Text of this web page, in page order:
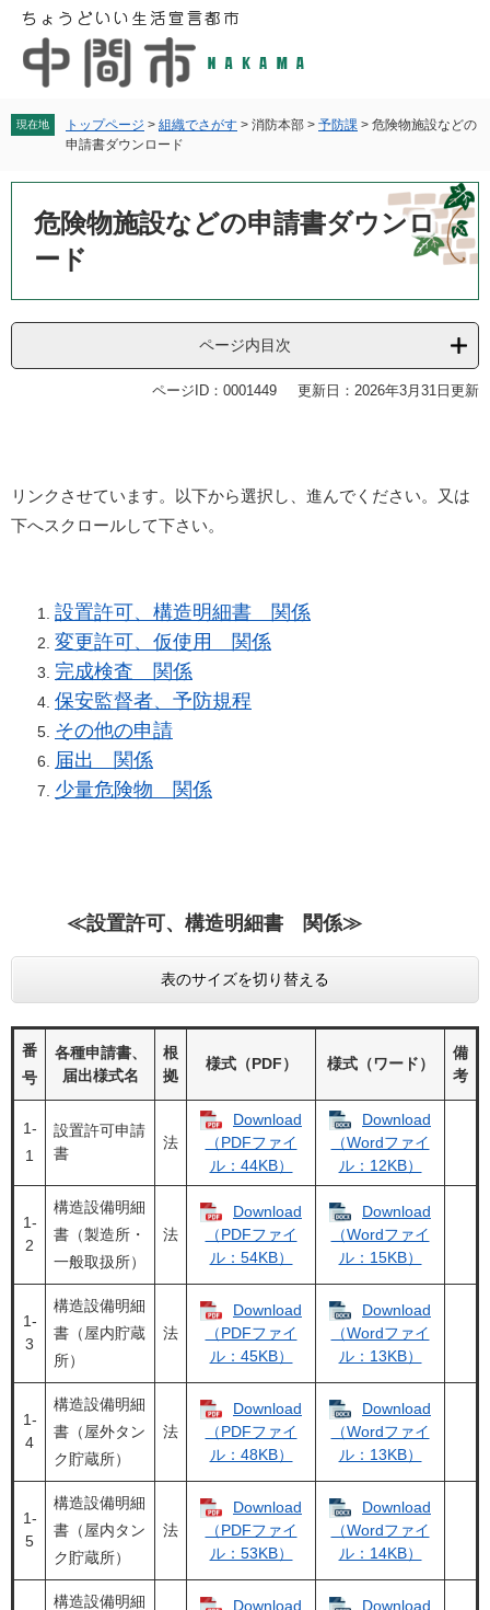
現在地 トップページ > 組織でさがす > 消防本部 > 予防課 > 危険物施設などの
申請書ダウンロード
危険物施設などの申請書ダウンロ
ード
ページ内目次
ページID：0001449 更新日：2026年3月31日更新
リンクさせています。以下から選択し、進んでください。又は
下へスクロールして下さい。
設置許可、構造明細書 関係
変更許可、仮使用 関係
完成検査 関係
保安監督者、予防規程
その他の申請
届出 関係
少量危険物 関係
≪設置許可、構造明細書 関係≫
表のサイズを切り替える
番
号
各種申請書、
届出様式名
根
拠
様式（PDF） 様式（ワード）
備
考
1‐
1
設置許可申請
書
法
Download
（PDFファイ
ル：44KB）
Download
（Wordファイ
ル：12KB）
1‐
2
構造設備明細
書（製造所・
一般取扱所）
法
Download
（PDFファイ
ル：54KB）
Download
（Wordファイ
ル：15KB）
1‐
3
構造設備明細
書（屋内貯蔵
所）
法
Download
（PDFファイ
ル：45KB）
Download
（Wordファイ
ル：13KB）
1‐
4
構造設備明細
書（屋外タン
ク貯蔵所）
法
Download
（PDFファイ
ル：48KB）
Download
（Wordファイ
ル：13KB）
1‐
5
構造設備明細
書（屋内タン
ク貯蔵所）
法
Download
（PDFファイ
ル：53KB）
Download
（Wordファイ
ル：14KB）
構造設備明細
Download
Download